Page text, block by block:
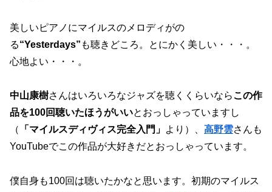
美しいピアノにマイルスのメロディがの
る“Yesterdays” も聴きどころ。とにかく美しい・・・。
心地よい・・・。
中山康樹さんはいろいろなジャズを聴くくらいならこの作
品を100回聴いたほうがいいとおっしゃっていますし
（
「マイルスディヴィス完全入門」 より）、 高野雲さんも
YouTubeでこの作品が大好きだとおっしゃっています。
僕自身も100回は聴いたかなと思います。初期のマイルス